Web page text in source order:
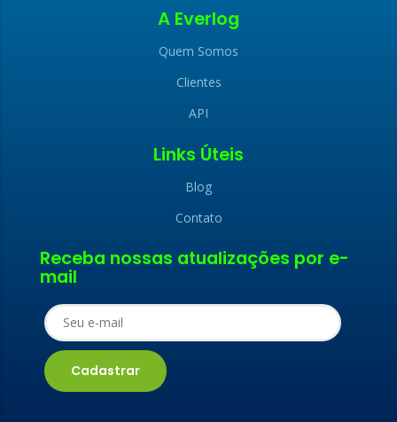
A Everlog
Quem Somos
Clientes
API
Links Úteis
Blog
Contato
Receba nossas atualizações por e-
mail
FALE CONOSCO
Nome (obrigatório)
x
LIGAMOS PARA
VOCÊ
Nome (obrigatório)